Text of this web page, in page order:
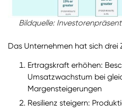
Bildquelle:
Das Unternehmen hat sich drei
Ertragskraft erhöhen:
Umsatzwachstum bei
Margensteigerungen
Resilienz steigern: